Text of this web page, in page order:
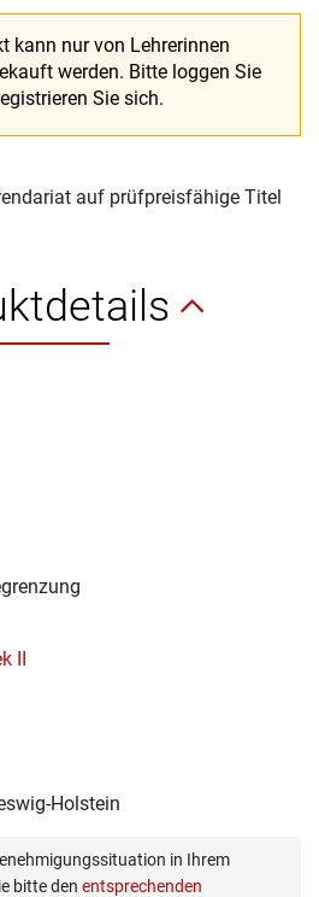
kann nur von Lehrerinnen
werden. Bitte loggen Sie
Sie sich.
auf prüfpreisfähige Titel
II
Holstein
in Ihrem
bitte den entsprechenden